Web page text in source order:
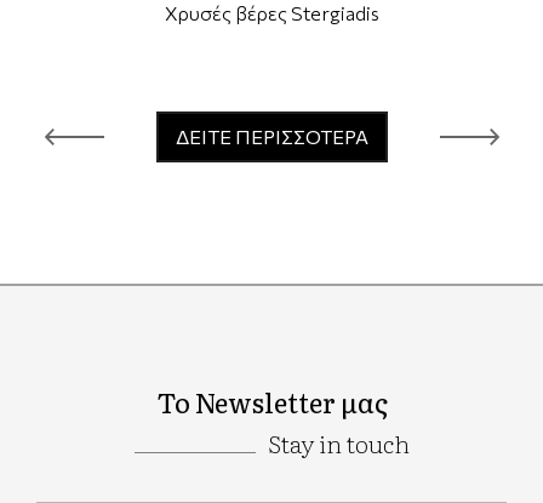
Χρυσές βέρες Stergiadis
ΔΕΙΤΕ ΠΕΡΙΣΣΟΤΕΡΑ
Το Newsletter μας
Stay in touch